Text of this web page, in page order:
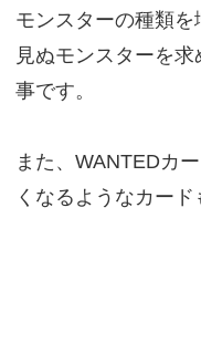
モンスターの種類
見ぬモンスターを
事です。
また、WANTEDカ
くなるようなカード